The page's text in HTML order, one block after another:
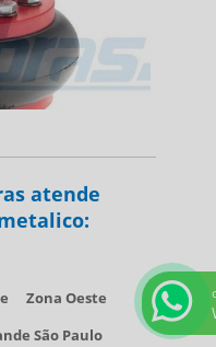
atende
Zona Oeste
São Paulo